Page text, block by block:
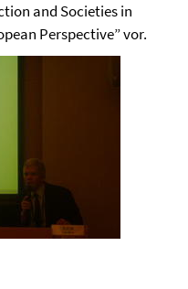
and Societies in
Perspective” vor.